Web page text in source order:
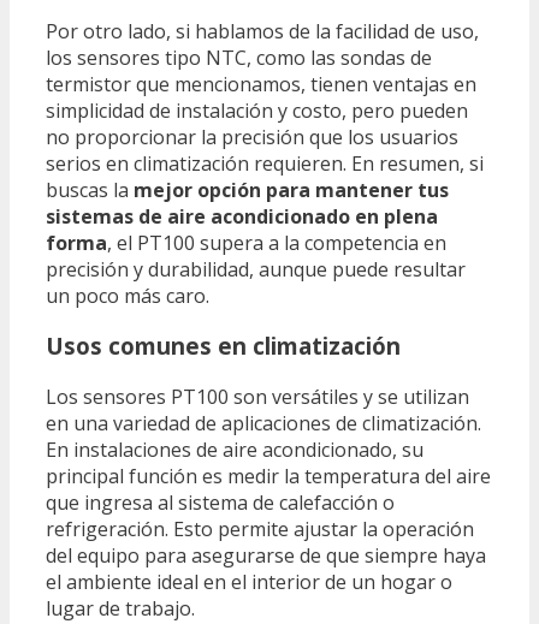
Por otro lado, si hablamos de la facilidad de uso,
los sensores tipo NTC, como las sondas de
termistor que mencionamos, tienen ventajas en
simplicidad de instalación y costo, pero pueden
no proporcionar la precisión que los usuarios
serios en climatización requieren. En resumen, si
buscas la mejor opción para mantener tus
sistemas de aire acondicionado en plena
forma, el PT100 supera a la competencia en
precisión y durabilidad, aunque puede resultar
un poco más caro.
Usos comunes en climatización
Los sensores PT100 son versátiles y se utilizan
en una variedad de aplicaciones de climatización.
En instalaciones de aire acondicionado, su
principal función es medir la temperatura del aire
que ingresa al sistema de calefacción o
refrigeración. Esto permite ajustar la operación
del equipo para asegurarse de que siempre haya
el ambiente ideal en el interior de un hogar o
lugar de trabajo.